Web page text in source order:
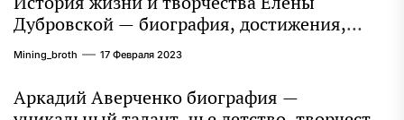
Дубровской — биография, достижения,
интересные факты
Mining_broth 17 Февраля 2023
Аркадий Аверченко биография —